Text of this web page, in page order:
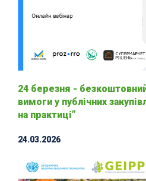
24 березня - безкоштовний
вимоги у публічних
на практиці”
24.03.2026